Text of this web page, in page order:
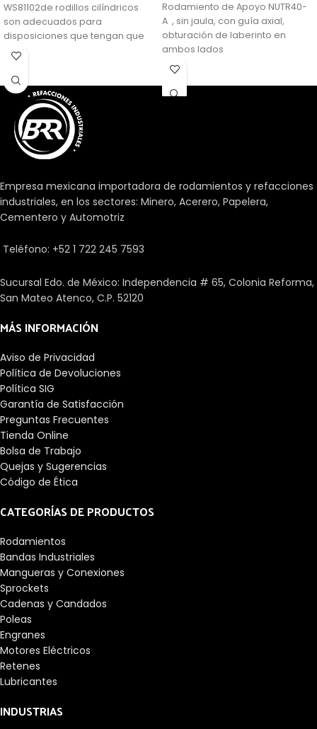
WS81102de rodillos cilíndricos
son adecuados para
disposiciones que tengan que
soportar grandes cargas
axiales. Además, son
relativamente insensibles a las
cargas de choque, son muy
rígidos y requieren un espacio
axial mínimo. Se suministran,
como estándar, como
rodamientos de simple efecto y
sólo pueden soportar cargas
Rodamiento de Apoyo NUTR40-
A , sin jaula, con guía axial,
obturación de laberinto en
ambos lados
Empresa mexicana importadora de rodamientos y refacciones
industriales, en los sectores: Minero, Acerero, Papelera,
Cementero y Automotriz
Teléfono: +52 1 722 245 7593
Sucursal Edo. de México: Independencia # 65, Colonia Reforma,
San Mateo Atenco, C.P. 52120
MÁS INFORMACIÓN
Aviso de Privacidad
Política de Devoluciones
Política SIG
Garantía de Satisfacción
Preguntas Frecuentes
Tienda Online
Bolsa de Trabajo
Quejas y Sugerencias
Código de Ética
CATEGORÍAS DE PRODUCTOS
Rodamientos
Bandas Industriales
Mangueras y Conexiones
Sprockets
Cadenas y Candados
Poleas
Engranes
Motores Eléctricos
Retenes
Lubricantes
INDUSTRIAS